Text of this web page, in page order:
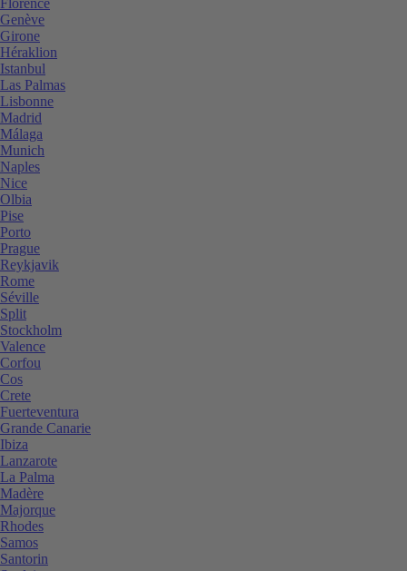
Genève
Girone
Héraklion
Istanbul
Las Palmas
Lisbonne
Madrid
Málaga
Munich
Naples
Nice
Olbia
Pise
Porto
Prague
Reykjavik
Rome
Séville
Split
Stockholm
Valence
Corfou
Cos
Crete
Fuerteventura
Grande Canarie
Ibiza
Lanzarote
La Palma
Madère
Majorque
Rhodes
Samos
Santorin